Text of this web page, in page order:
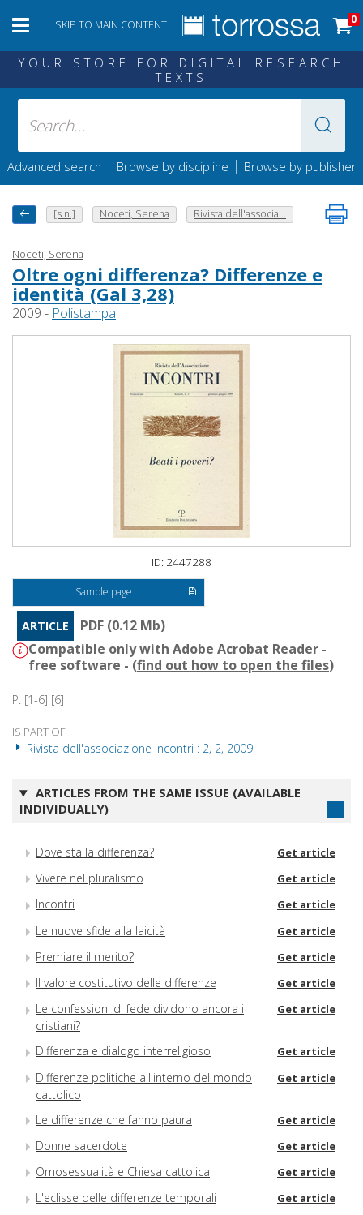
SKIP TO MAIN CONTENT 0
YOUR STORE FOR DIGITAL RESEARCH
TEXTS
Advanced search | Browse by discipline | Browse by publisher
[s.n.] Noceti, Serena Rivista dell'associa...
Noceti, Serena
Oltre ogni differenza? Differenze e
identità (Gal 3,28)
2009 - Polistampa
ID: 2447288
Sample page
ARTICLE
PDF (0.12 Mb)
Compatible only with Adobe Acrobat Reader -
free software - (find out how to open the files)
P. [1-6] [6]
IS PART OF
Rivista dell'associazione Incontri : 2, 2, 2009
ARTICLES FROM THE SAME ISSUE (AVAILABLE
INDIVIDUALLY)
Dove sta la differenza? Get article
Vivere nel pluralismo Get article
Incontri Get article
Le nuove sfide alla laicità Get article
Premiare il merito? Get article
Il valore costitutivo delle differenze Get article
Le confessioni di fede dividono ancora i
cristiani?
Get article
Differenza e dialogo interreligioso Get article
Differenze politiche all'interno del mondo
cattolico
Get article
Le differenze che fanno paura Get article
Donne sacerdote Get article
Omosessualità e Chiesa cattolica Get article
L'eclisse delle differenze temporali Get article